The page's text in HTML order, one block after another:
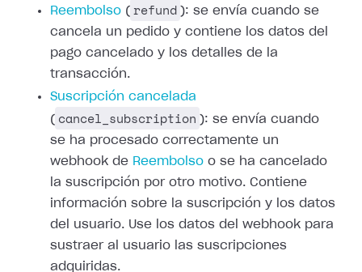
Reembolso ( refund ): se envía cuando se
cancela un pedido y contiene los datos del
pago cancelado y los detalles de la
transacción.
Suscripción cancelada
( cancel_subscription ): se envía cuando
se ha procesado correctamente un
webhook de Reembolso o se ha cancelado
la suscripción por otro motivo. Contiene
información sobre la suscripción y los datos
del usuario. Use los datos del webhook para
sustraer al usuario las suscripciones
adquiridas.